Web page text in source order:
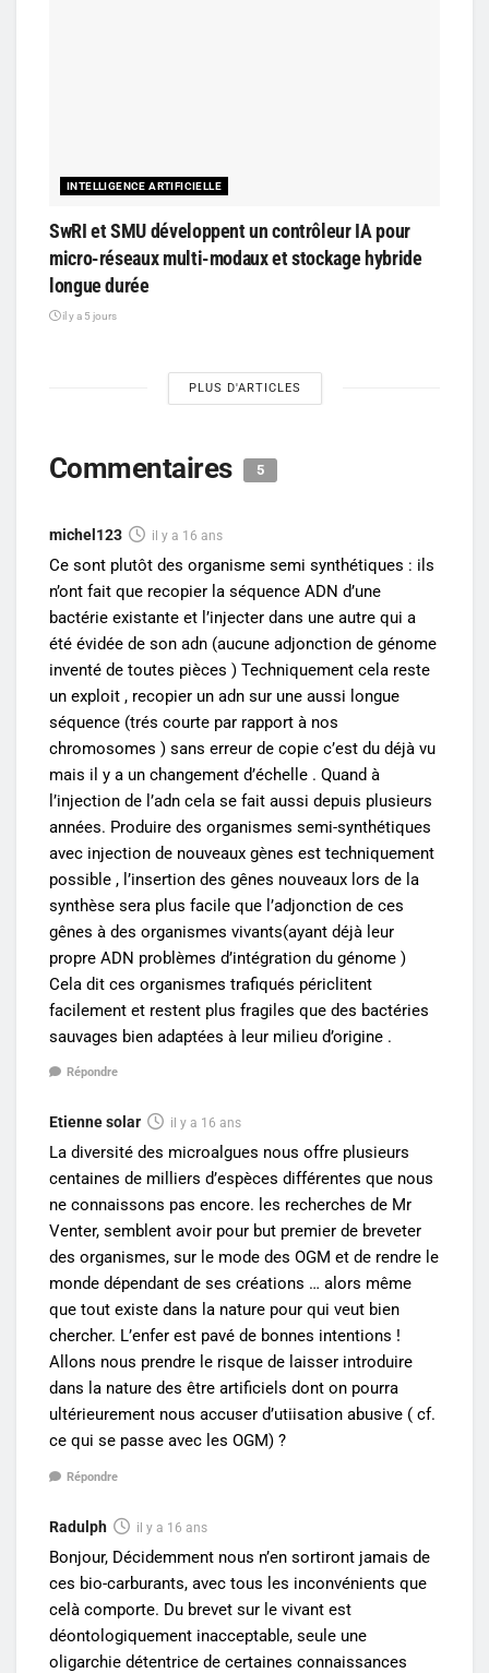
INTELLIGENCE ARTIFICIELLE
SwRI et SMU développent un contrôleur IA pour
micro-réseaux multi-modaux et stockage hybride
longue durée
il y a 5 jours
PLUS D'ARTICLES
Commentaires 5
michel123 il y a 16 ans
Ce sont plutôt des organisme semi synthétiques : ils
n’ont fait que recopier la séquence ADN d’une
bactérie existante et l’injecter dans une autre qui a
été évidée de son adn (aucune adjonction de génome
inventé de toutes pièces ) Techniquement cela reste
un exploit , recopier un adn sur une aussi longue
séquence (trés courte par rapport à nos
chromosomes ) sans erreur de copie c’est du déjà vu
mais il y a un changement d’échelle . Quand à
l’injection de l’adn cela se fait aussi depuis plusieurs
années. Produire des organismes semi-synthétiques
avec injection de nouveaux gènes est techniquement
possible , l’insertion des gênes nouveaux lors de la
synthèse sera plus facile que l’adjonction de ces
gênes à des organismes vivants(ayant déjà leur
propre ADN problèmes d’intégration du génome )
Cela dit ces organismes trafiqués périclitent
facilement et restent plus fragiles que des bactéries
sauvages bien adaptées à leur milieu d’origine .
Répondre
Etienne solar il y a 16 ans
La diversité des microalgues nous offre plusieurs
centaines de milliers d’espèces différentes que nous
ne connaissons pas encore. les recherches de Mr
Venter, semblent avoir pour but premier de breveter
des organismes, sur le mode des OGM et de rendre le
monde dépendant de ses créations … alors même
que tout existe dans la nature pour qui veut bien
chercher. L’enfer est pavé de bonnes intentions !
Allons nous prendre le risque de laisser introduire
dans la nature des être artificiels dont on pourra
ultérieurement nous accuser d’utiisation abusive ( cf.
ce qui se passe avec les OGM) ?
Répondre
Radulph il y a 16 ans
Bonjour, Décidemment nous n’en sortiront jamais de
ces bio-carburants, avec tous les inconvénients que
celà comporte. Du brevet sur le vivant est
déontologiquement inacceptable, seule une
oligarchie détentrice de certaines connaissances